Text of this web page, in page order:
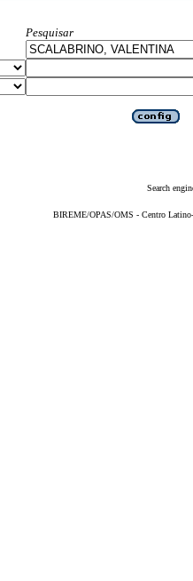
Pesquisar
Search
BIREME/OPAS/OMS - Centro Latino-